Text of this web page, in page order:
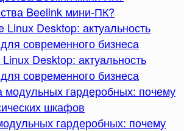
Beelink мини-ПК?
Desktop: актуальность
современного бизнеса
гардеробных: почему